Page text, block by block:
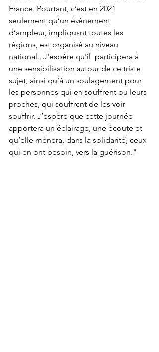
France. Pourtant, c’est en 2021
seulement qu’un événement
d’ampleur, impliquant toutes les
régions, est organisé au niveau
national.. J'espère qu'il  participera à
une sensibilisation autour de ce triste
sujet, ainsi qu’à un soulagement pour
les personnes qui en souffrent ou leurs
proches, qui souffrent de les voir
souffrir. J’espère que cette journée
apportera un éclairage, une écoute et
qu’elle mènera, dans la solidarité, ceux
qui en ont besoin, vers la guérison."